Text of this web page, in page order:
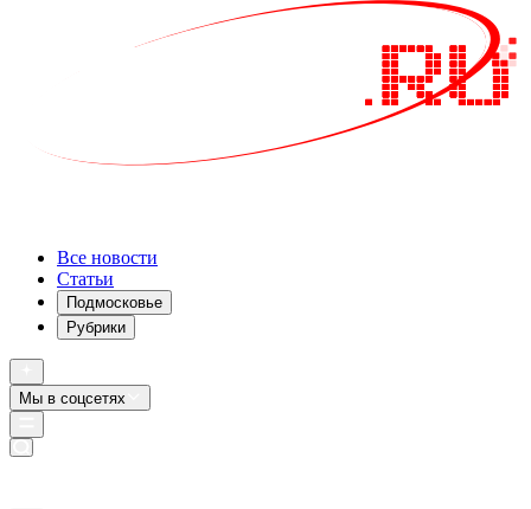
Все новости
Статьи
Подмосковье
Рубрики
Мы в соцсетях